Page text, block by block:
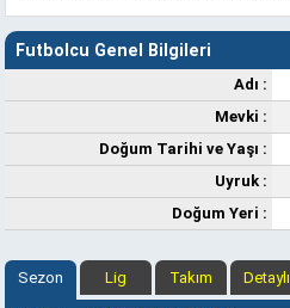
Futbolcu Genel Bilgileri
Adı :
Mevki :
Doğum Tarihi ve Yaşı :
Uyruk :
Doğum Yeri :
Sezon Lig Takım Detaylı